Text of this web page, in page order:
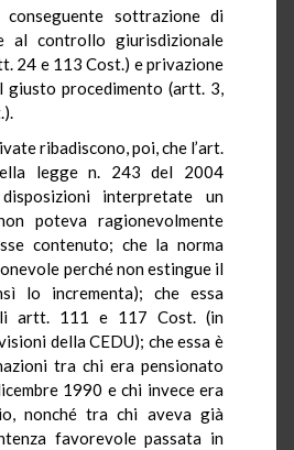
sottrazione di
al controllo giurisdizionale
24 e 113 Cost.) e privazione
giusto procedimento (artt. 3,
ribadiscono, poi, che l’art.
legge n. 243 del 2004
interpretate un
poteva ragionevolmente
contenuto; che la norma
perché non estingue il
lo incrementa); che essa
artt. 111 e 117 Cost. (in
della CEDU); che essa è
tra chi era pensionato
1990 e chi invece era
nonché tra chi aveva già
favorevole passata in